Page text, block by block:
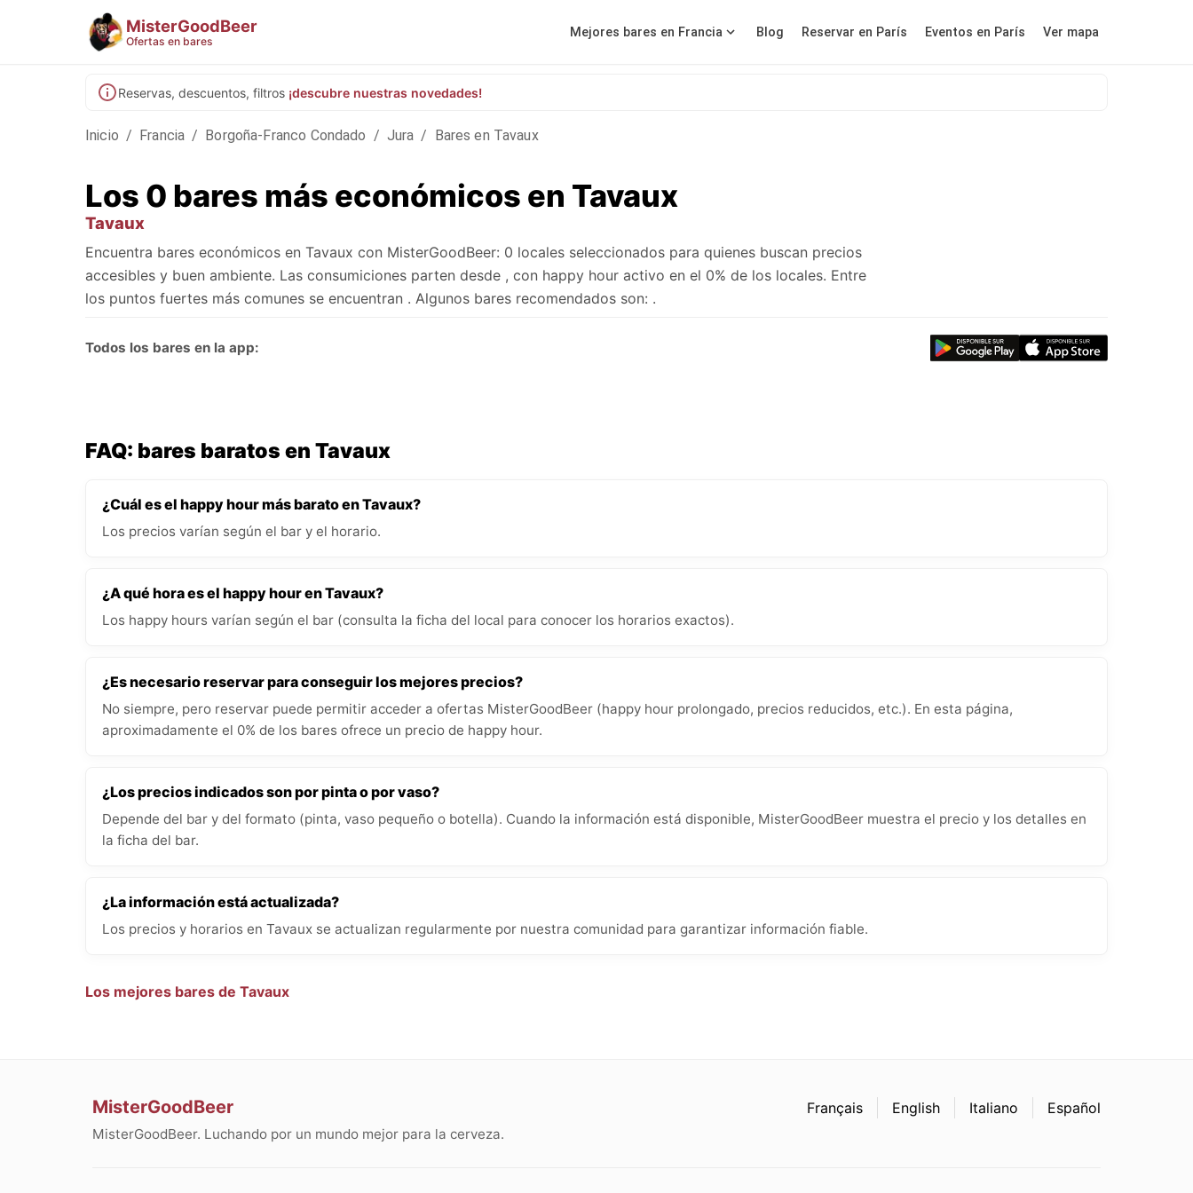
MisterGoodBeer
Ofertas en bares
Mejores bares en Francia Blog Reservar en París Eventos en París Ver mapa
Reservas, descuentos, filtros ¡descubre nuestras novedades!
Inicio / Francia / Borgoña-Franco Condado / Jura / Bares en Tavaux
Los 0 bares más económicos en Tavaux
Tavaux
Encuentra bares económicos en Tavaux con MisterGoodBeer: 0 locales seleccionados para quienes buscan precios
accesibles y buen ambiente. Las consumiciones parten desde , con happy hour activo en el 0% de los locales. Entre
los puntos fuertes más comunes se encuentran . Algunos bares recomendados son: .
Todos los bares en la app:
FAQ: bares baratos en Tavaux
¿Cuál es el happy hour más barato en Tavaux?
Los precios varían según el bar y el horario.
¿A qué hora es el happy hour en Tavaux?
Los happy hours varían según el bar (consulta la ficha del local para conocer los horarios exactos).
¿Es necesario reservar para conseguir los mejores precios?
No siempre, pero reservar puede permitir acceder a ofertas MisterGoodBeer (happy hour prolongado, precios reducidos, etc.). En esta página,
aproximadamente el 0% de los bares ofrece un precio de happy hour.
¿Los precios indicados son por pinta o por vaso?
Depende del bar y del formato (pinta, vaso pequeño o botella). Cuando la información está disponible, MisterGoodBeer muestra el precio y los detalles en
la ficha del bar.
¿La información está actualizada?
Los precios y horarios en Tavaux se actualizan regularmente por nuestra comunidad para garantizar información fiable.
Los mejores bares de Tavaux
MisterGoodBeer
MisterGoodBeer. Luchando por un mundo mejor para la cerveza.
Français English Italiano Español